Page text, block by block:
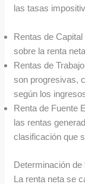
las tasas
Rentas de
sobre la renta
Rentas de
son progresivas,
según los
Renta de Fuente
las rentas
clasificación que
Determinación de
La renta neta se